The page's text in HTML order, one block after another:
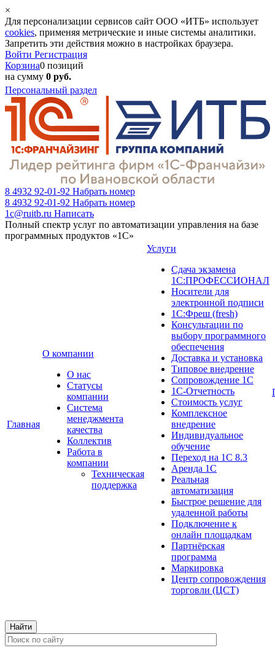
×
Для персонализации сервисов сайт ООО «ИТБ» использует
cookies, применяя метрические и иные системы аналитики.
Запретить эти действия можно в настройках браузера.
Войти Регистрация
Корзина0 позиций
на сумму 0 руб.
Персональный раздел
8 4932 92-01-92 Набрать номер
8 4932 92-01-92 Набрать номер
1c@ruitb.ru Написать
Полный спектр услуг по автоматизации управления на базе
программных продуктов «1С»
Главная
О компании
О нас
Cтатусы
компании
Система
менеджмента
качества
Коллектив
Работа в
компании
Техническая
поддержка
Услуги
Сдача экзамена
1С:ПРОФЕССИОНАЛ
Носители для
электронной подписи
1С:Фреш (fresh)
Консультации по
выбору программного
обеспечения
Доставка и установка
Типовое внедрение
Сопровождение 1С
1С-Отчетность
Стоимость услуг
Комплексное
внедрение
Индивидуальное
обучение
Переход на 1С 8.3
Аренда 1С
Реальная
автоматизация
Быстрое решение для
удаленной работы
Подключение к
онлайн площадкам
Партнёрская
программа
Маркировка
Центр сопровождения
торговли (ЦСТ)